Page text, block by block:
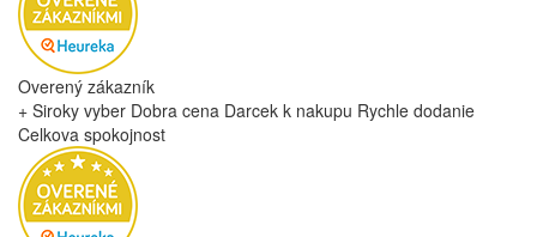
Overený zákazník
+ Siroky vyber Dobra cena Darcek k nakupu Rychle dodanie
Celkova spokojnost